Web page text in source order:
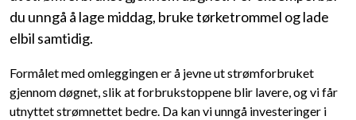
du unngå å lage middag, bruke tørketrommel og lade
elbil samtidig.
Formålet med omleggingen er å jevne ut strømforbruket
gjennom døgnet, slik at forbrukstoppene blir lavere, og vi får
utnyttet strømnettet bedre. Da kan vi unngå investeringer i